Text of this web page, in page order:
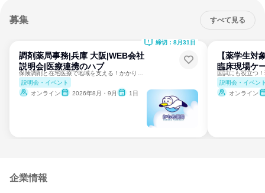
募集 すべて見る
調剤薬局事務|兵庫 大阪|WEB会社
説明会|医療連携のハブ
説明会・イベント
オンライン
2026年8月・9月 1日
締切：8月31日
【薬学生対
臨床現場ケ
説明会・イベン
オンライン
企業情報